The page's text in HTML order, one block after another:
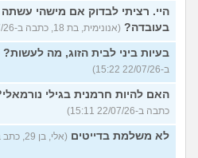
היי. רציתי לבדוק אם מישהי עשתה
בעובדה? (אנונימית, בת 18, כתבה ב-22/07/26 15:31)
בעיות ביני לבית הזוג, מה לעשות?
ב-22/07/26 15:22)
האם להיות חרמנית בגילי
כתבה ב-22/07/26 15:11)
לא משלמת בדייטים (אלי, בן 29, כתב ב-22/07/26 15:00)